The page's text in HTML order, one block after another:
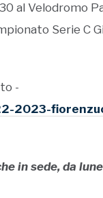
al Velodromo
Serie C
-
2023-
in sede, da